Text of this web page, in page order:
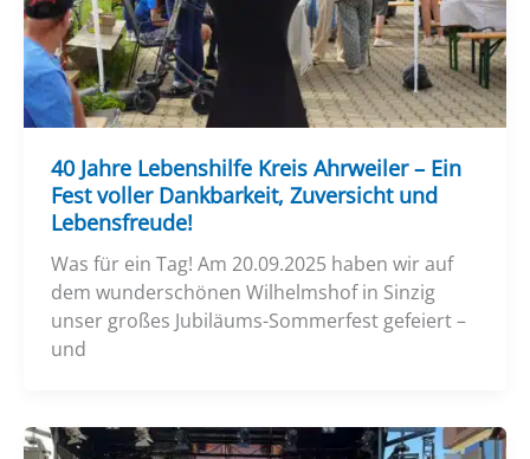
40 Jahre Lebenshilfe Kreis Ahrweiler – Ein
Fest voller Dankbarkeit, Zuversicht und
Lebensfreude!
Was für ein Tag! Am 20.09.2025 haben wir auf
dem wunderschönen Wilhelmshof in Sinzig
unser großes Jubiläums-Sommerfest gefeiert –
und